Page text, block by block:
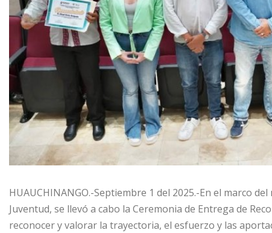
HUAUCHINANGO.-Septiembre 1 del 2025.-En el marco
Juventud, se llevó a cabo la Ceremonia de Entrega de
reconocer y valorar la trayectoria, el esfuerzo y las